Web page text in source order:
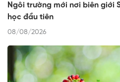
Ngôi trường mới nơi biên giới
học đầu tiên
08/08/2026